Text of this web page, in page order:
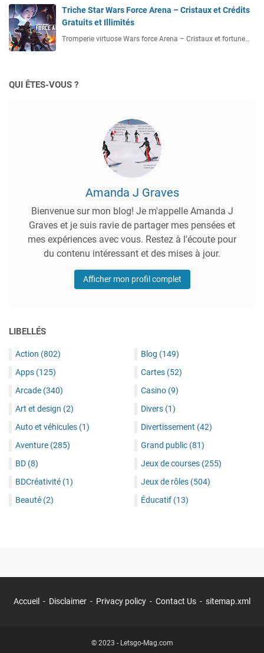
Triche Star Wars Force Arena – Cristaux et Crédits
Gratuits et Illimités
Tromperie virtuose Wars force Arena – Cristaux et fortune…
QUI ÊTES-VOUS ?
Amanda J Graves
Bienvenue sur mon blog! Je m'appelle Amanda J
Graves et je suis ravie de partager mes pensées et
mes expériences avec vous. Restez à l'écoute pour
du contenu intéressant et des mises à jour.
Afficher mon profil complet
LIBELLÉS
Action (802)
Apps (125)
Arcade (340)
Art et design (2)
Auto et véhicules (1)
Aventure (285)
BD (8)
BDCréativité (1)
Beauté (2)
Blog (149)
Cartes (52)
Casino (9)
Divers (1)
Divertissement (42)
Grand public (81)
Jeux de courses (255)
Jeux de rôles (504)
Éducatif (13)
Accueil Disclaimer Privacy policy Contact Us sitemap.xml
© 2023 - Letsgo-Mag.com